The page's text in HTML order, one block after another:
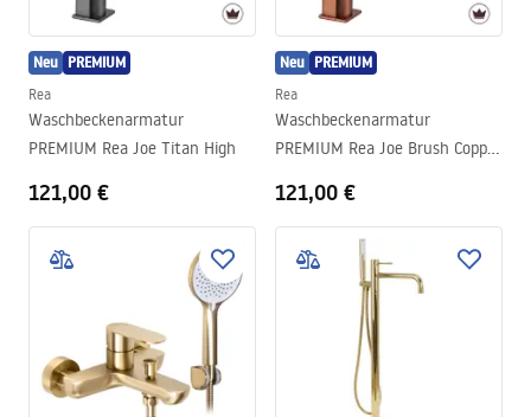
Neu PREMIUM
Rea
Waschbeckenarmatur
PREMIUM Rea Joe Titan High
121,00 €
Neu PREMIUM
Rea
Waschbeckenarmatur
PREMIUM Rea Joe Brush Copper
121,00 €